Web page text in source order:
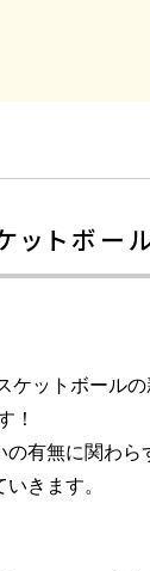
ットボ
ケットボールの
！
有無に関わら
きます。